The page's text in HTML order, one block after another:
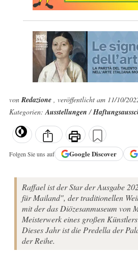
vonRedazione , veröffentlicht am 11/10/
Kategorien:Ausstellungen/
Folgen Sie uns auf GoogleDiscover
Raffael ist der Star der Ausgabe
für Mailand", der traditionellen
mit der das Diözesanmuseum von
Meisterwerk eines großen
Dieses Jahr ist die Predella der
der Reihe.